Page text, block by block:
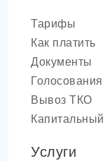
Тарифы
Как платить
Документы
Голосования
Вывоз ТКО
Услуги